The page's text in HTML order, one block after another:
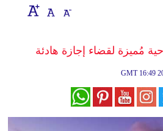
إقتصاد
وموسيقىمُميزة لقضاء إجازة هادئة
GMT